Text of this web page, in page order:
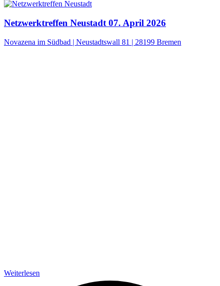
Netzwerktreffen Neustadt 07. April 2026
Novazena im Südbad | Neustadtswall 81 | 28199 Bremen
Weiterlesen